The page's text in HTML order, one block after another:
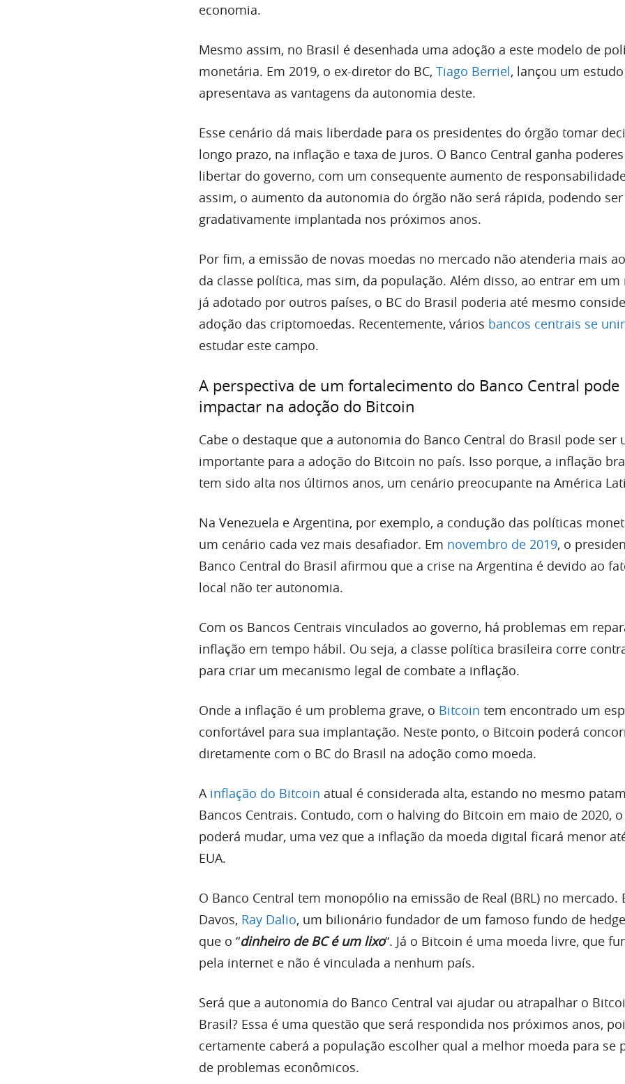
economia.
Mesmo assim, no Brasil é desenhada uma adoção a este modelo de
monetária. Em 2019, o ex-diretor do BC, Tiago Berriel, lançou um
apresentava as vantagens da autonomia deste.
Esse cenário dá mais liberdade para os presidentes do órgão tomar
longo prazo, na inflação e taxa de juros. O Banco Central ganha
libertar do governo, com um consequente aumento de
assim, o aumento da autonomia do órgão não será rápida, podendo ser
gradativamente implantada nos próximos anos.
Por fim, a emissão de novas moedas no mercado não atenderia mais
da classe política, mas sim, da população. Além disso, ao entrar em
já adotado por outros países, o BC do Brasil poderia até mesmo
adoção das criptomoedas. Recentemente, vários bancos centrais se
estudar este campo.
A perspectiva de um fortalecimento do Banco Central pode
impactar na adoção do Bitcoin
Cabe o destaque que a autonomia do Banco Central do Brasil pode ser
importante para a adoção do Bitcoin no país. Isso porque, a inflação
tem sido alta nos últimos anos, um cenário preocupante na América
Na Venezuela e Argentina, por exemplo, a condução das políticas
um cenário cada vez mais desafiador. Em novembro de 2019, o
Banco Central do Brasil afirmou que a crise na Argentina é devido ao
local não ter autonomia.
Com os Bancos Centrais vinculados ao governo, há problemas em
inflação em tempo hábil. Ou seja, a classe política brasileira corre
para criar um mecanismo legal de combate a inflação.
Onde a inflação é um problema grave, o Bitcoin tem encontrado um
confortável para sua implantação. Neste ponto, o Bitcoin poderá
diretamente com o BC do Brasil na adoção como moeda.
A inflação do Bitcoin atual é considerada alta, estando no mesmo
Bancos Centrais. Contudo, com o halving do Bitcoin em maio de 2020,
poderá mudar, uma vez que a inflação da moeda digital ficará menor
EUA.
O Banco Central tem monopólio na emissão de Real (BRL) no mercado.
Davos, Ray Dalio, um bilionário fundador de um famoso fundo de
que o “dinheiro de BC é um lixo“. Já o Bitcoin é uma moeda livre, que
pela internet e não é vinculada a nenhum país.
Será que a autonomia do Banco Central vai ajudar ou atrapalhar o
Brasil? Essa é uma questão que será respondida nos próximos anos,
certamente caberá a população escolher qual a melhor moeda para se
de problemas econômicos.